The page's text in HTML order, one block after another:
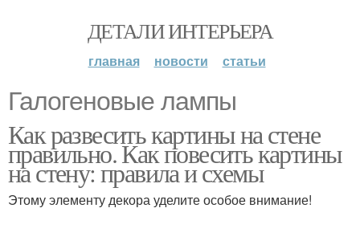
ДЕТАЛИ ИНТЕРЬЕРА
главная новости статьи
Галогеновые лампы
Как развесить картины на стене
правильно. Как повесить картины
на стену: правила и схемы
Этому элементу декора уделите особое внимание!